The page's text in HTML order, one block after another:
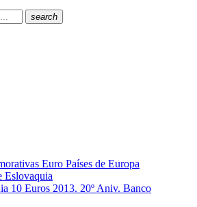
search
Euro Países de Europa
Eslovaquia
10 Euros 2013. 20º Aniv. Banco